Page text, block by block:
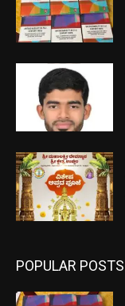
POPULAR POSTS